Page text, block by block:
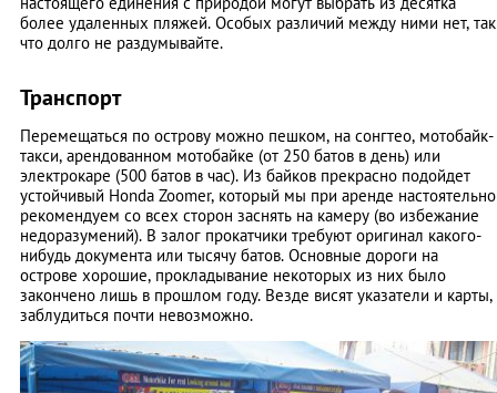
более удаленных пляжей. Особых различий между ними нет, так
что долго не раздумывайте.
Транспорт
Перемещаться по острову можно пешком, на сонгтео, мотобайк-
такси, арендованном мотобайке (от 250 батов в день) или
электрокаре (500 батов в час). Из байков прекрасно подойдет
устойчивый Honda Zoomer, который мы при аренде настоятельно
рекомендуем со всех сторон заснять на камеру (во избежание
недоразумений). В залог прокатчики требуют оригинал какого-
нибудь документа или тысячу батов. Основные дороги на
острове хорошие, прокладывание некоторых из них было
закончено лишь в прошлом году. Везде висят указатели и карты,
заблудиться почти невозможно.